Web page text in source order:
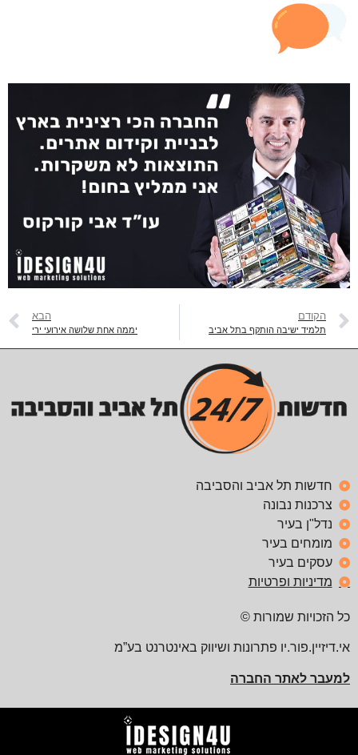
הקודם
תלמיד ישיבה הותקף בתל אביב
הבא
יממה אחת שלושה אירועי ירי
חדשות תל אביב והסביבה
צרכנות נבונה
נדל"ן בעיר
מומחים בעיר
עסקים בעיר
מדיניות ופרטיות
כל הזכויות שמורות ©
אי.דיזיין.פור.יו פתרונות ושיווק באינטרנט בע”מ
למעבר לאתר החברה